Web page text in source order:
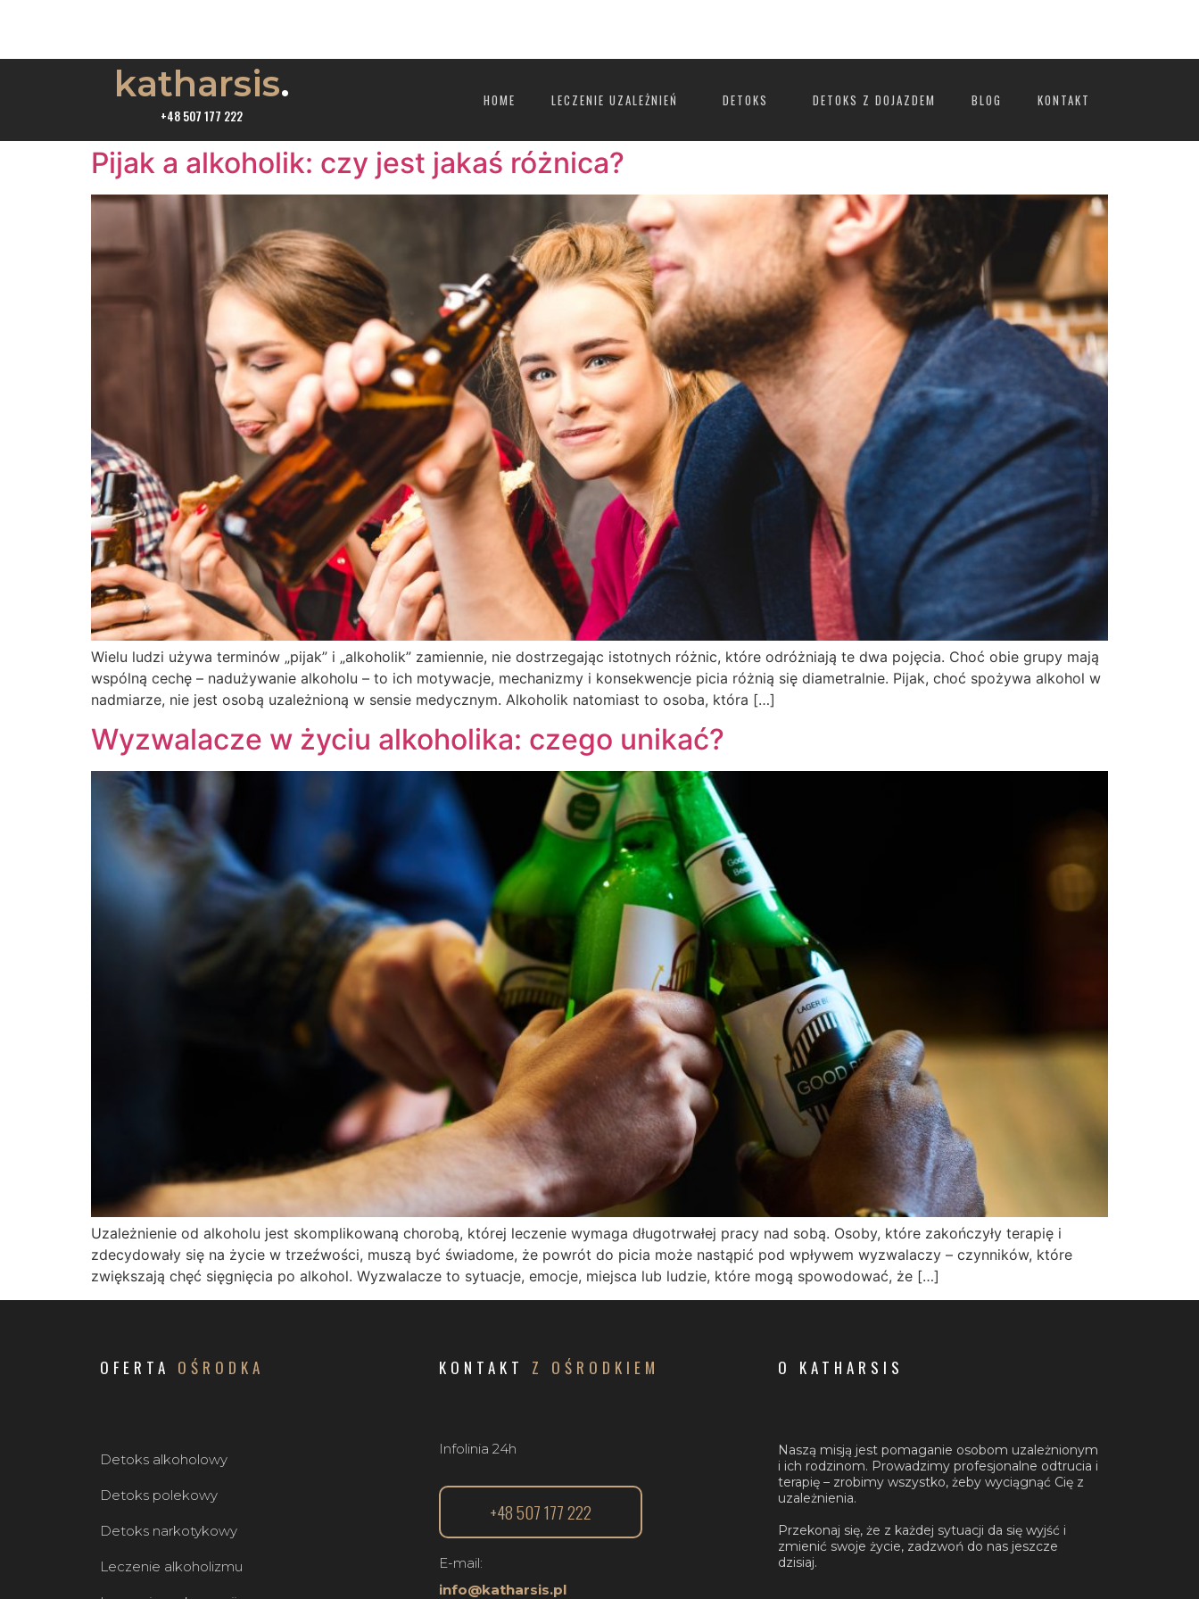
katharsis.
+48 507 177 222
HOME LECZENIE UZALEŻNIEŃ DETOKS DETOKS Z DOJAZDEM BLOG KONTAKT
Dzień:2024-12-10
Pijak a alkoholik: czy jest jakaś różnica?
Wielu ludzi używa terminów „pijak” i „alkoholik” zamiennie, nie dostrzegając istotnych różnic, które odróżniają te dwa pojęcia. Choć obie grupy mają
wspólną cechę – nadużywanie alkoholu – to ich motywacje, mechanizmy i konsekwencje picia różnią się diametralnie. Pijak, choć spożywa alkohol w
nadmiarze, nie jest osobą uzależnioną w sensie medycznym. Alkoholik natomiast to osoba, która […]
Wyzwalacze w życiu alkoholika: czego unikać?
Uzależnienie od alkoholu jest skomplikowaną chorobą, której leczenie wymaga długotrwałej pracy nad sobą. Osoby, które zakończyły terapię i
zdecydowały się na życie w trzeźwości, muszą być świadome, że powrót do picia może nastąpić pod wpływem wyzwalaczy – czynników, które
zwiększają chęć sięgnięcia po alkohol. Wyzwalacze to sytuacje, emocje, miejsca lub ludzie, które mogą spowodować, że […]
OFERTA OŚRODKA
Detoks alkoholowy
Detoks polekowy
Detoks narkotykowy
Leczenie alkoholizmu
KONTAKT Z OŚRODKIEM
Infolinia 24h
+48 507 177 222
E-mail:
info@katharsis.pl
O KATHARSIS
Naszą misją jest pomaganie osobom uzależnionym
i ich rodzinom. Prowadzimy profesjonalne odtrucia i
terapię – zrobimy wszystko, żeby wyciągnąć Cię z
uzależnienia.
Przekonaj się, że z każdej sytuacji da się wyjść i
zmienić swoje życie, zadzwoń do nas jeszcze
dzisiaj.